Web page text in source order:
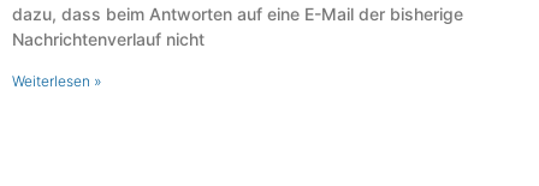
dazu, dass beim Antworten auf eine E-Mail der bisherige
Nachrichtenverlauf nicht
Weiterlesen »